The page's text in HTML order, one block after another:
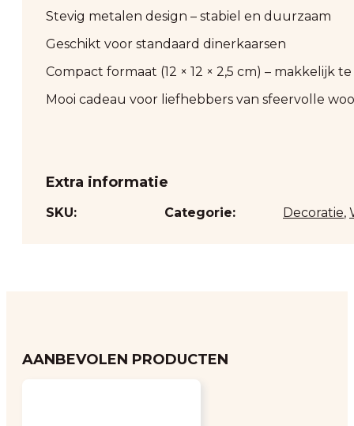
Stevig metalen design – stabiel en duurzaam
Geschikt voor standaard dinerkaarsen
Compact formaat (12 × 12 × 2,5 cm) – makkelijk
Mooi cadeau voor liefhebbers van sfeervolle
Extra informatie
SKU: Categorie: Decoratie,
AANBEVOLEN PRODUCTEN